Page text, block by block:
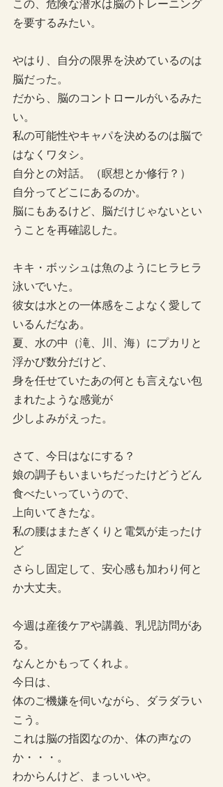
この、危険な潜水は脳のトレーニング
を要するみたい。
やはり、自分の限界を決めているのは
脳だった。
だから、脳のコントロールがいるみた
い。
私の可能性やキャパを決めるのは脳で
はなくワタシ。
自分との対話。（瞑想とか修行？）
自分ってどこにあるのか。
脳にもあるけど、脳だけじゃないとい
うことを再確認した。
キキ・ボッシュは魚のようにヒラヒラ
泳いでいた。
彼女は水との一体感をこよなく愛して
いるんだなあ。
夏、水の中（滝、川、海）にプカリと
浮かび数分だけど、
身を任せていたあの何とも言えない包
まれたような感覚が
少しよみがえった。
さて、今日はなにする？
娘の調子もいまいちだったけどうどん
食べたいっていうので、
上向いてきたな。
私の腰はまたぎくりと電気が走ったけ
ど
さらし固定して、安心感も加わり何と
か大丈夫。
今週は産後ケアや講義、乳児訪問があ
る。
なんとかもってくれよ。
今日は、
体のご機嫌を伺いながら、ダラダラい
こう。
これは脳の指図なのか、体の声なの
か・・・。
わからんけど、まっいいや。